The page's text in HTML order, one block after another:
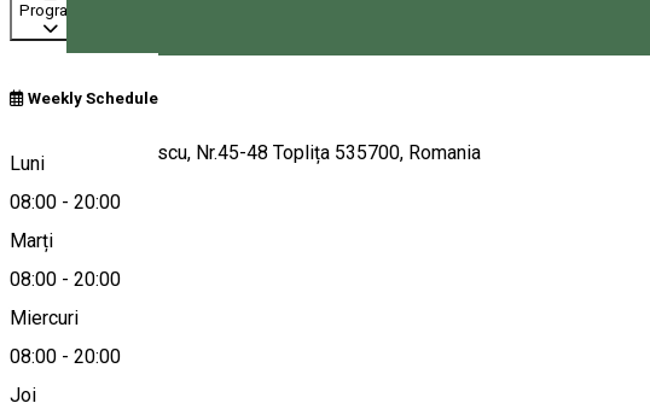
Program
Weekly Schedule
Luni
08:00 - 20:00
Marți
08:00 - 20:00
Miercuri
08:00 - 20:00
Joi
Str. Nicolae Balcescu, Nr.45-48 Toplița 535700, Romania
Hartă